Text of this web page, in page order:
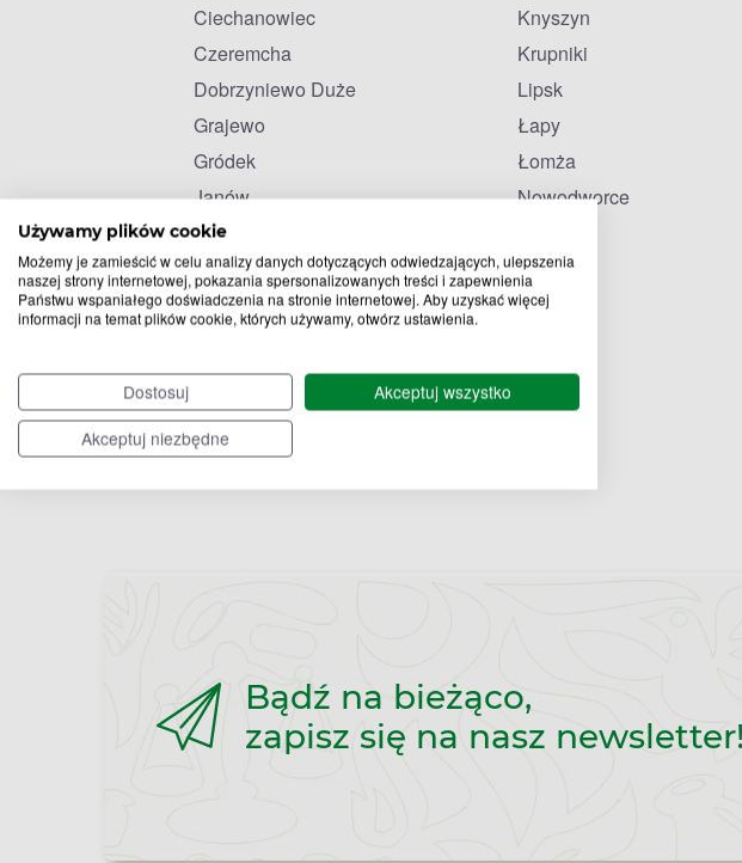
Używamy plików cookie
Możemy je zamieścić w celu analizy danych dotyczących odwiedzających, ulepszenia
naszej strony internetowej, pokazania spersonalizowanych treści i zapewnienia
Państwu wspaniałego doświadczenia na stronie internetowej. Aby uzyskać więcej
informacji na temat plików cookie, których używamy, otwórz ustawienia.
Dostosuj
Akceptuj wszystko
Akceptuj niezbędne
Ciechanowiec
Czeremcha
Dobrzyniewo Duże
Grajewo
Gródek
Janów
Knyszyn
Krupniki
Lipsk
Łapy
Łomża
Nowodworce
Bądź na bieżąco,
zapisz się na nasz newsletter!